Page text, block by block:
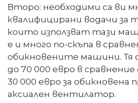
Второ: необходими са ви
квалифицирани водачи за
които използват тази
е и много по-скъпа в
обикновените машини. Тя
до 70 000 евро в
30 000 евро за обикновена
аксиален вентилатор.